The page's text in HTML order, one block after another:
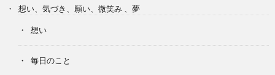
想い、気づき、願い、微笑み 、夢
想い
毎日のこと